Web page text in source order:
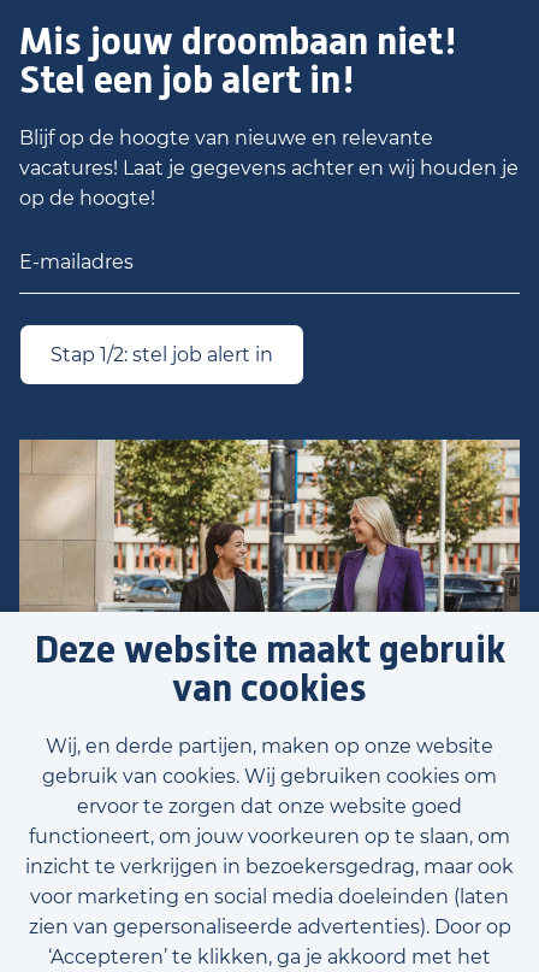
Deze website maakt gebruik
van cookies
Wij, en derde partijen, maken op onze website
gebruik van cookies. Wij gebruiken cookies om
ervoor te zorgen dat onze website goed
functioneert, om jouw voorkeuren op te slaan, om
inzicht te verkrijgen in bezoekersgedrag, maar ook
voor marketing en social media doeleinden (laten
zien van gepersonaliseerde advertenties). Door op
‘Accepteren’ te klikken, ga je akkoord met het
Voornaam
Mis jouw droombaan niet!
Stel een job alert in!
Blijf op de hoogte van nieuwe en relevante
vacatures! Laat je gegevens achter en wij houden je
op de hoogte!
Stap 1/2: stel job alert in